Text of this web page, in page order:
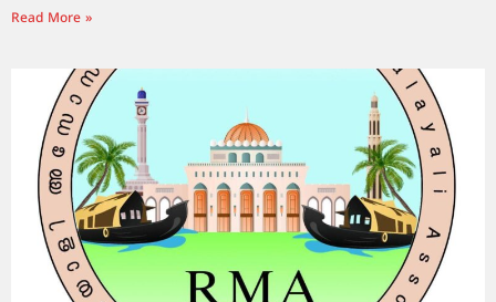
Read More »